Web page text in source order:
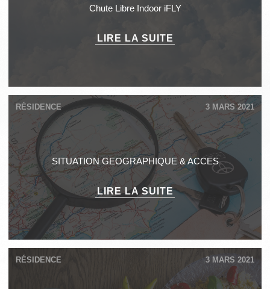
Chute Libre Indoor iFLY
LIRE LA SUITE
RÉSIDENCE 3 MARS 2021
SITUATION GEOGRAPHIQUE & ACCES
LIRE LA SUITE
RÉSIDENCE 3 MARS 2021